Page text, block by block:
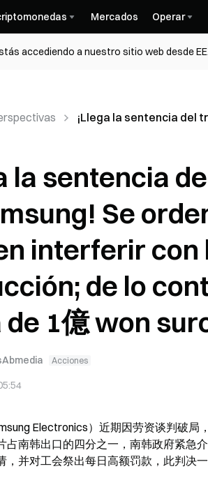
Mercados Operar
accediendo a nuestro sitio web desde
¡Llega la sentencia del
la sentencia
Se
interferir con
de lo
1億 won
Acciones
Electronics）近期因劳资谈判破局
占南韩出口的四分之一，南韩政府紧急
，并对工会祭出每日高额罚款，此判决